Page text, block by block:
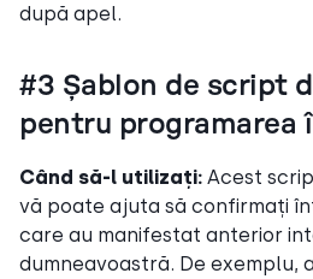
după apel.
#3 Șablon de script
pentru programarea
Când să-l utilizați: Acest
vă poate ajuta să confirmați
care au manifestat anterior
dumneavoastră. De exemplu,